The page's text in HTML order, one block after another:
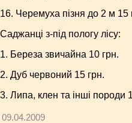
16. Черемуха пізня до 2 м 15
Саджанці з-під пологу лісу:
1. Береза звичайна 10 грн.
2. Дуб червоний 15 грн.
3. Липа, клен та інші породи
09.04.2009